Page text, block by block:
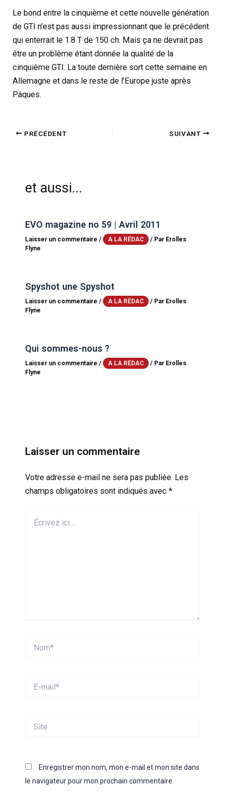
Le bond entre la cinquième et cette nouvelle génération
de GTI n’est pas aussi impressionnant que le précédent
qui enterrait le 1.8 T de 150 ch. Mais ça ne devrait pas
être un problème étant donnée la qualité de la
cinquième GTI. La toute dernière sort cette semaine en
Allemagne et dans le reste de l’Europe juste après
Pâques.
PRÉCÉDENT SUIVANT
et aussi...
EVO magazine no 59 | Avril 2011
Laisser un commentaire / A LA RÉDAC / Par Erolles
Flyne
Spyshot une Spyshot
Laisser un commentaire / A LA RÉDAC / Par Erolles
Flyne
Qui sommes-nous ?
Laisser un commentaire / A LA RÉDAC / Par Erolles
Flyne
Laisser un commentaire
Votre adresse e-mail ne sera pas publiée. Les
champs obligatoires sont indiqués avec *
ici…
mail*
Enregistrer mon nom, mon e-mail et mon site dans
le navigateur pour mon prochain commentaire.